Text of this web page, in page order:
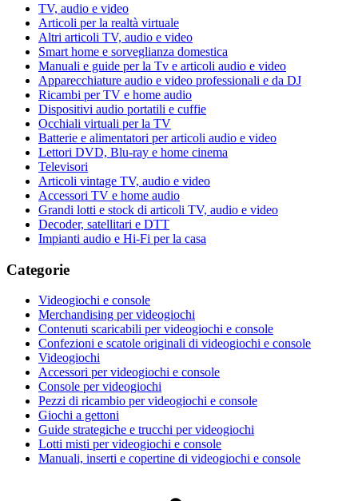
TV, audio e video
Articoli per la realtà virtuale
Altri articoli TV, audio e video
Smart home e sorveglianza domestica
Manuali e guide per la Tv e articoli audio e video
Apparecchiature audio e video professionali e da DJ
Ricambi per TV e home audio
Dispositivi audio portatili e cuffie
Occhiali virtuali per la TV
Batterie e alimentatori per articoli audio e video
Lettori DVD, Blu-ray e home cinema
Televisori
Articoli vintage TV, audio e video
Accessori TV e home audio
Grandi lotti e stock di articoli TV, audio e video
Decoder, satellitari e DTT
Impianti audio e Hi-Fi per la casa
Categorie
Videogiochi e console
Merchandising per videogiochi
Contenuti scaricabili per videogiochi e console
Confezioni e scatole originali di videogiochi e console
Videogiochi
Accessori per videogiochi e console
Console per videogiochi
Pezzi di ricambio per videogiochi e console
Giochi a gettoni
Guide strategiche e trucchi per videogiochi
Lotti misti per videogiochi e console
Manuali, inserti e copertine di videogiochi e console